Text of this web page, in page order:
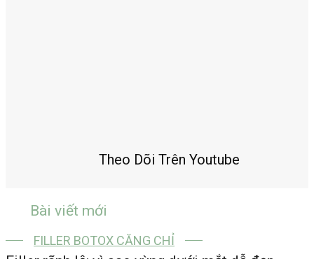
Theo Dõi Trên Youtube
Bài viết mới
FILLER BOTOX CĂNG CHỈ